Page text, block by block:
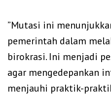
‎”Mutasi ini
pemerintah dalam
birokrasi. Ini menjadi
agar mengedepankan
menjauhi praktik-